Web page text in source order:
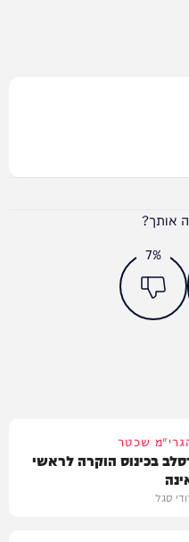
אותך?
7%
שכטר
בכינוס הוקרה לראשי
סגל